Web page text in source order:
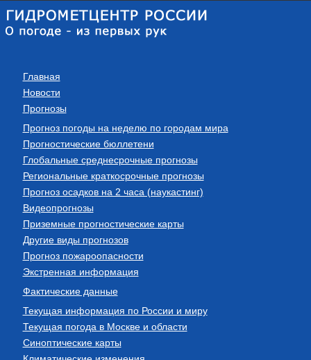
Главная
Новости
Прогнозы
Прогноз погоды на неделю по городам мира
Прогностические бюллетени
Глобальные среднесрочные прогнозы
Региональные краткосрочные прогнозы
Прогноз осадков на 2 часа (наукастинг)
Видеопрогнозы
Приземные прогностические карты
Другие виды прогнозов
Прогноз пожароопасности
Экстренная информация
Фактические данные
Текущая информация по России и миру
Текущая погода в Москве и области
Синоптические карты